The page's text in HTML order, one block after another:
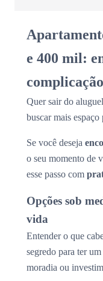
e 400 mil:
complicação
Quer sair do
buscar mais
Se você deseja
o seu momento de
esse passo com
Opções sob
vida
Entender o que
segredo para ter
moradia ou